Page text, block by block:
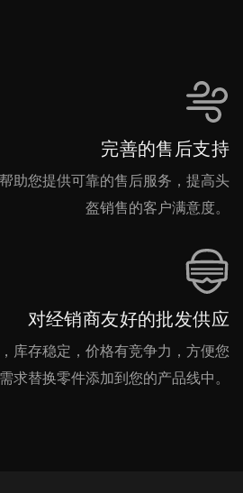
完善的售后支持
助您提供可靠的售后服务，提高头
盔销售的客户满意度。
对经销商友好的批发供应
库存稳定，价格有竞争力，方便您
求替换零件添加到您的产品线中。